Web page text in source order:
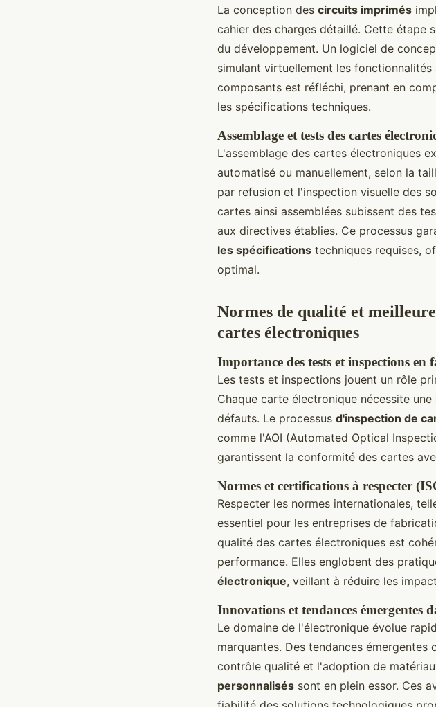
La conception des circuits imprimés
cahier des charges détaillé. Cette étape
du développement. Un logiciel de
simulant virtuellement les
composants est réfléchi, prenant en
les spécifications techniques.
Assemblage et tests des cartes
L'assemblage des cartes électroniques
automatisé ou manuellement, selon la
par refusion et l'inspection visuelle des
cartes ainsi assemblées subissent des
aux directives établies. Ce processus
les spécifications techniques requises,
optimal.
Normes de qualité et
cartes électroniques
Importance des tests et inspections en
Les tests et inspections jouent un rôle
Chaque carte électronique nécessite une
défauts. Le processus d'inspection de
comme l'AOI (Automated Optical
garantissent la conformité des cartes
Normes et certifications à respecter
Respecter les normes internationales,
essentiel pour les entreprises de
qualité des cartes électroniques est
performance. Elles englobent des
électronique, veillant à réduire les
Innovations et tendances émergentes
Le domaine de l'électronique évolue
marquantes. Des tendances
contrôle qualité et l'adoption de
personnalisés sont en plein essor. Ces